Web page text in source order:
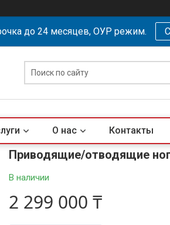
до 24 месяцев, ОУР режим.
О нас Контакты
Приводящие/отводящие ног
В наличии
2 299 000 ₸